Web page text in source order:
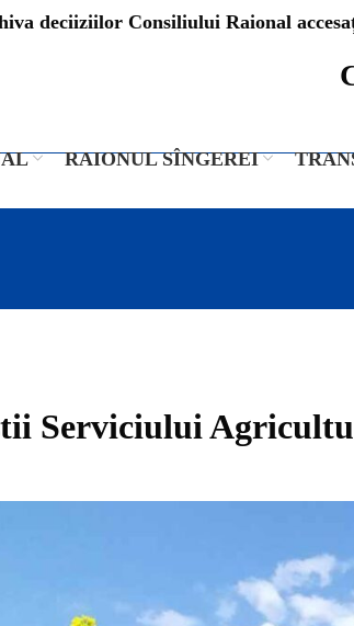
deciiziilor Consiliului Raional
RAIONUL SÎNGEREI
Serviciului